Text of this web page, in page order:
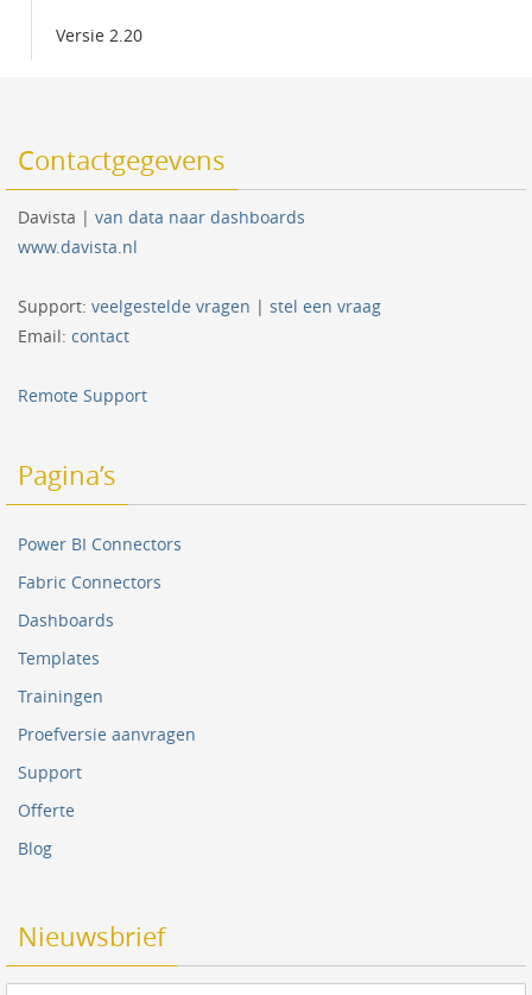
Versie 2.20
Contactgegevens
Davista | van data naar dashboards
www.davista.nl
Support: veelgestelde vragen | stel een vraag
Email: contact
Remote Support
Pagina’s
Power BI Connectors
Fabric Connectors
Dashboards
Templates
Trainingen
Proefversie aanvragen
Support
Offerte
Blog
Nieuwsbrief